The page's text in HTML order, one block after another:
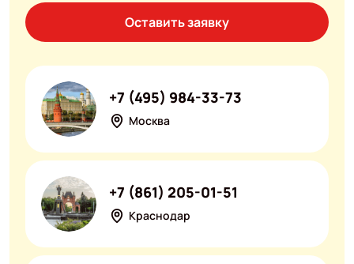
Оставить заявку
Москва
+7 (495) 984-33-73
Краснодар
+7 (861) 205-01-51